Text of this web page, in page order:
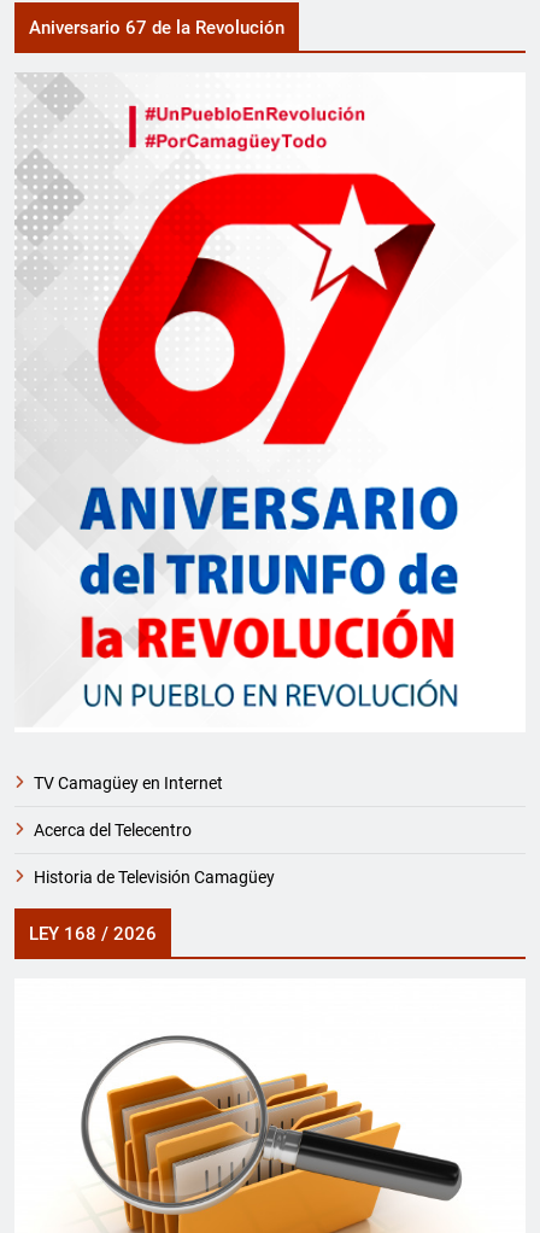
Aniversario 67 de la Revolución
TV Camagüey en Internet
Acerca del Telecentro
Historia de Televisión Camagüey
LEY 168 / 2026